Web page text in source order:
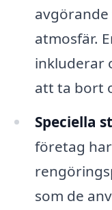
atmosfär.
inkluderar
att ta bort
Speciella
företag
som de